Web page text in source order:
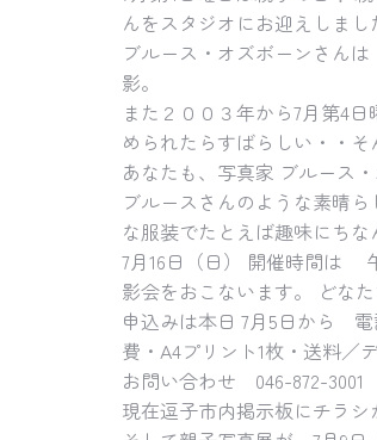
んをスタジオにお迎えしまし
ブルース・オズボーンさん
影。
また２００３年から7月第4
められたらすばらしい・・
あなたも、写真家 ブルース
ブルースさんのような素晴
な服装でたとえば趣味にち
7月16日（日） 開催時間は
影会をおこないます。 どなた
申込みは本日 7月5日から
費・A4プリント1枚・送料／
お問い合わせ 046-872-3001
現在逗子市内掲示板にチラ